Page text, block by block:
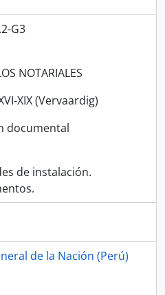
G3
NOTARIALES
XIX (Vervaardig)
documental
de instalación.
de la Nación (Perú)